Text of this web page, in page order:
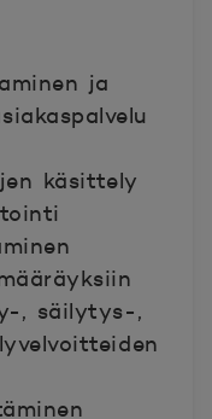
ja
käsittely
, säilytys-,